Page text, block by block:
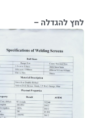
לחץ להגדלה –